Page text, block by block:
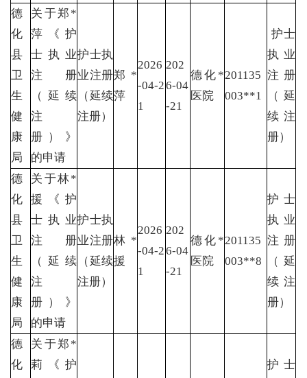
德
化
县
卫
生
健
康
局
关于郑*
萍《护
士执业
注册
（延续
注
册）》
的申请
护士执
业注册
（延续
注册）
郑*
萍
2026
-04-2
1
202
6-04
-21
德化*
医院
201135
003**1
护士
执业
注册
（延
续注
册）
德
化
县
卫
生
健
康
局
关于林*
援《护
士执业
注册
（延续
注
册）》
的申请
护士执
业注册
（延续
注册）
林*
援
2026
-04-2
1
202
6-04
-21
德化*
医院
201135
003**8
护士
执业
注册
（延
续注
册）
德
化
关于郑*
莉《护
护士